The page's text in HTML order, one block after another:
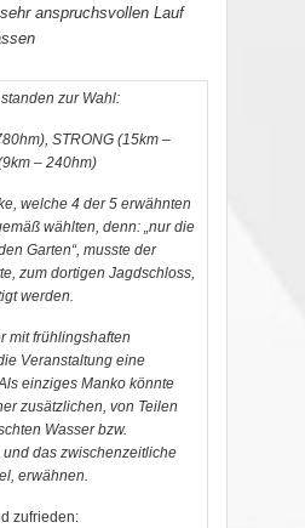
anspruchsvollen Lauf
zur Wahl:
STRONG (15km –
– 240hm)
welche 4 der 5 erwähnten
wählten, denn: „nur die
Garten“, musste der
zum dortigen Jagdschloss,
werden.
mit frühlingshaften
Veranstaltung eine
einziges Manko könnte
zusätzlichen, von Teilen
Wasser bzw.
das zwischenzeitliche
erwähnen.
zufrieden: